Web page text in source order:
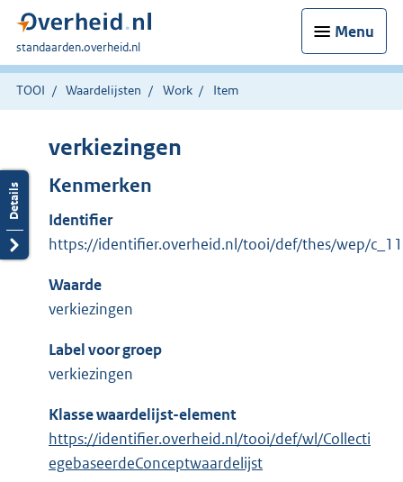
Menu
U
bent
hier:
standaarden.overheid.nl
TOOI Waardelijsten Work Item
verkiezingen
Kenmerken
Identifier
https://identifier.overheid.nl/tooi/def/thes/wep/
Waarde
verkiezingen
Label voor groep
verkiezingen
Klasse waardelijst-element
https://identifier.overheid.nl/tooi/def/wl/Collecti
egebaseerdeConceptwaardelijst